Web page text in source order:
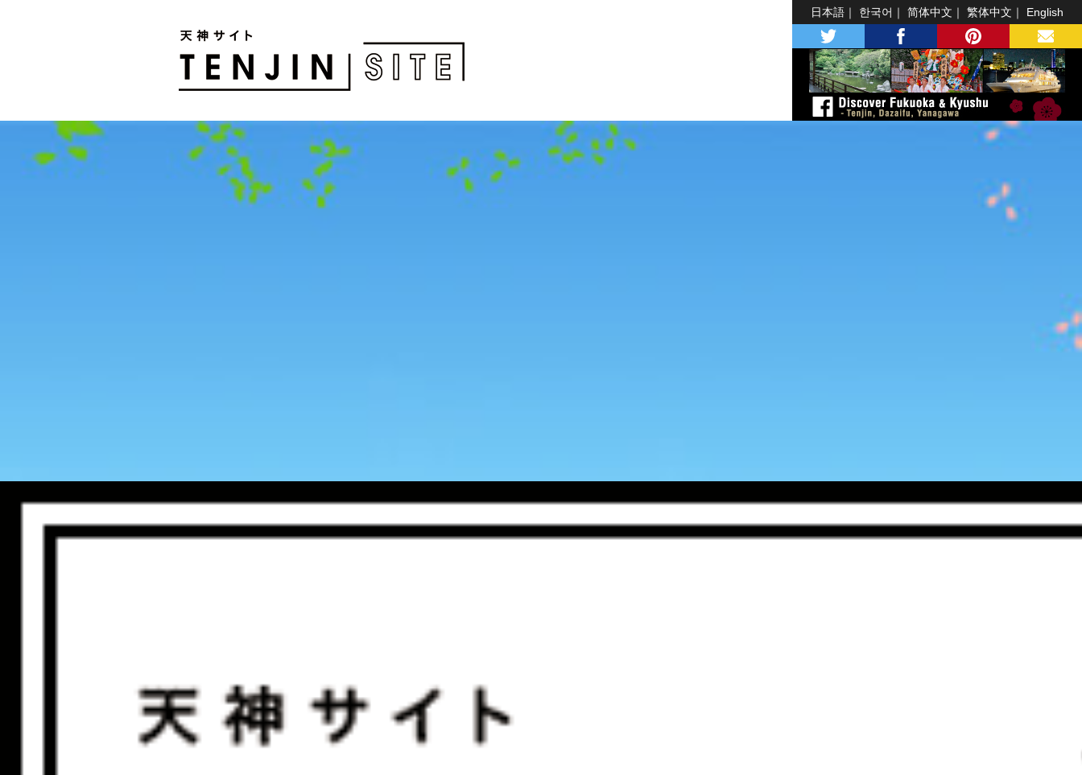
日本語 한국어 简体中文 繁体中文 English
twitter facebook pinterest MAIL